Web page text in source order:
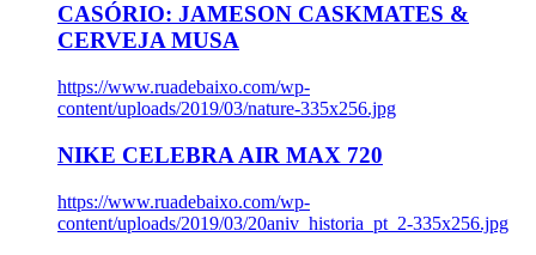
CASÓRIO: JAMESON CASKMATES &
CERVEJA MUSA
https://www.ruadebaixo.com/wp-
content/uploads/2019/03/nature-335x256.jpg
NIKE CELEBRA AIR MAX 720
https://www.ruadebaixo.com/wp-
content/uploads/2019/03/20aniv_historia_pt_2-335x256.jpg